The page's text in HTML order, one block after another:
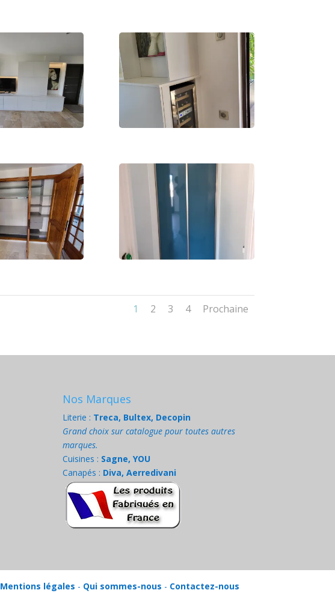
1 2 3 4 Prochaine
Nos Marques
Literie : Treca, Bultex, Decopin
Grand choix sur catalogue pour toutes autres
marques.
Cuisines : Sagne, YOU
Canapés : Diva, Aerredivani
Mentions légales - Qui sommes-nous - Contactez-nous